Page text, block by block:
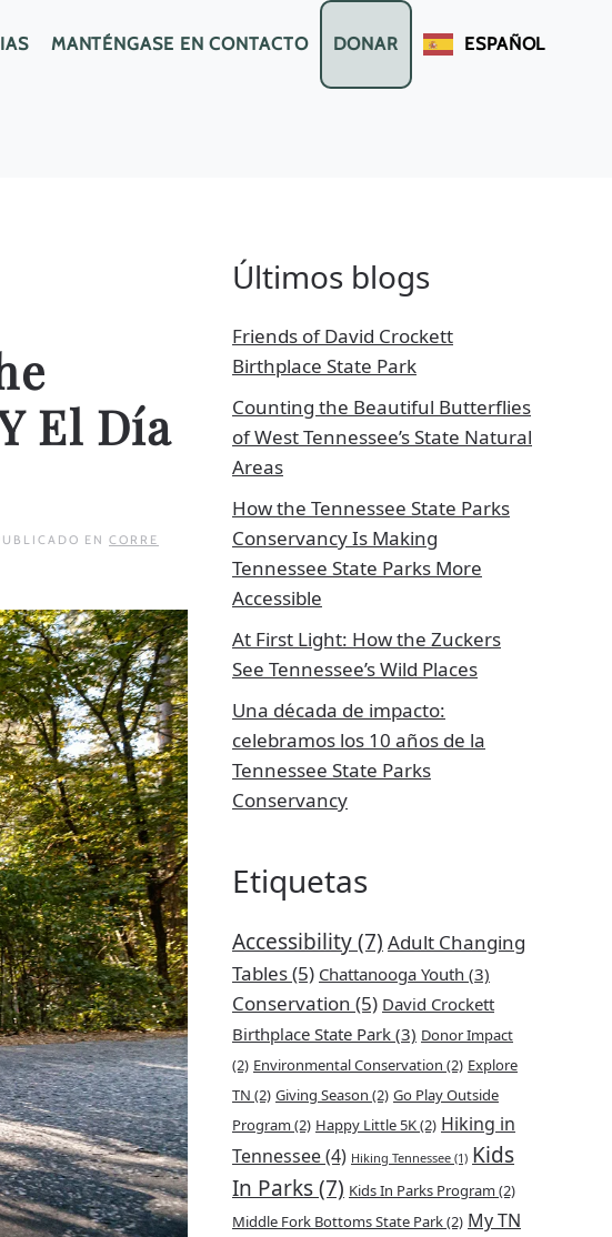
MANTÉNGASE EN CONTACTO DONAR ESPAÑOL
El Día
EN CORRE
Últimos blogs
Friends of David Crockett
Birthplace State Park
Counting the Beautiful Butterflies
of West Tennessee’s State Natural
Areas
How the Tennessee State Parks
Conservancy Is Making
Tennessee State Parks More
Accessible
At First Light: How the Zuckers
See Tennessee’s Wild Places
Una década de impacto:
celebramos los 10 años de la
Tennessee State Parks
Conservancy
Etiquetas
Accessibility(7) Adult Changing
Tables(5) Chattanooga Youth (3)
Conservation (5) David Crockett
Birthplace State Park (3) Donor Impact
(2) Environmental Conservation (2) Explore
TN (2) Giving Season (2) Go Play Outside
Program (2) Happy Little 5K(2) Hiking in
Tennessee(4) Hiking Tennessee (1) Kids
In Parks(7) Kids In Parks Program (2)
Middle Fork Bottoms State Park(2) My TN